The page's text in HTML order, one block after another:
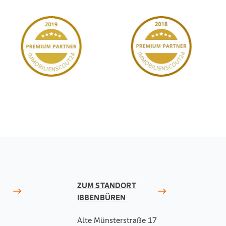
ZUM STANDORT
IBBENBÜREN
Alte Münsterstraße 17